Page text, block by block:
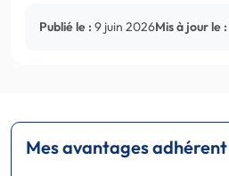
Publié le : 9 juin 2026Mis à jour le :
Mes avantages adhérent